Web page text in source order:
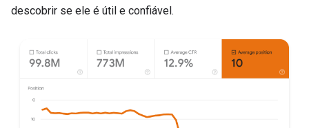
descobrir se ele é útil e confiável.